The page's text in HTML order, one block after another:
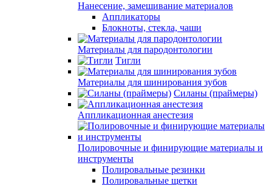
Нанесение, замешивание материалов
Аппликаторы
Блокноты, стекла, чаши
Материалы для пародонтологии
Тигли
Материалы для шинирования зубов
Силаны (праймеры)
Аппликационная анестезия
Полировочные и финирующие материалы и
инструменты
Полировальные резинки
Полировальные щетки